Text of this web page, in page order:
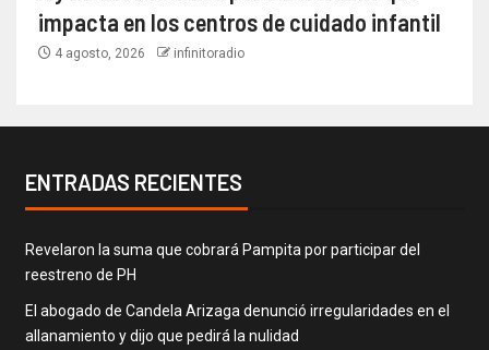
impacta en los centros de cuidado infantil
4 agosto, 2026 infinitoradio
ENTRADAS RECIENTES
Revelaron la suma que cobrará Pampita por participar del
reestreno de PH
El abogado de Candela Arizaga denunció irregularidades en el
allanamiento y dijo que pedirá la nulidad